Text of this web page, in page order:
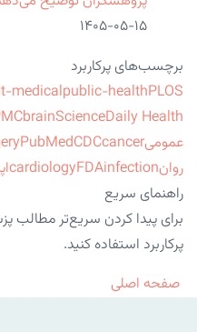
۱۴۰۵-۰۵-۱۵
برچسب‌های پرکاربرد
medicalpublic-healthPLOS
brainScienceDaily Health
عمومی
PubMedCDCcancer
روان
cardiologyFDAinfection
راهنمای سریع
برای پیدا کردن سریع‌تر
پرکاربرد استفاده کنید.
صفحه اصلی